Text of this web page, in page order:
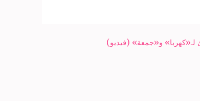
و«جمعة» (فيديو)